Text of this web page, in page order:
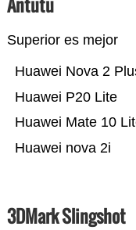
Superior es mejor
Huawei nova 2i
Huawei Mate 10
Huawei P20 Lite
Huawei Nova 2
3DMark Slingshot